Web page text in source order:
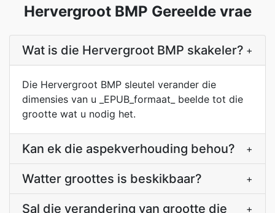
Hervergroot BMP Gereelde vrae
Wat is die Hervergroot BMP skakeler? +
Die Hervergroot BMP sleutel verander die
dimensies van u _EPUB_formaat_ beelde tot die
grootte wat u nodig het.
Kan ek die aspekverhouding behou? +
Watter groottes is beskikbaar? +
Sal die verandering van grootte die
+